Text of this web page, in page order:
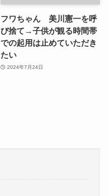
フワちゃん 美川憲一を呼
び捨て→子供が観る時間帯
での起用は止めていただき
たい
2024年7月24日